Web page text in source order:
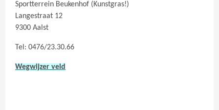
Sportterrein Beukenhof (Kunstgras!)
Langestraat 12
9300 Aalst
Tel: 0476/23.30.66
Wegwijzer veld